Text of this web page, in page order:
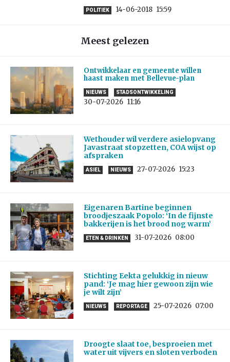
POLITIEK 14-06-2018 15:59
Meest gelezen
Ontwikkelaar en gemeente willen
haast maken met Bellevue-plan
NIEUWS STADSONTWIKKELING
30-07-2026 11:16
Wethouder wil verdere asielopvang
Javastraat stopzetten, COA wijst op
afspraken
ASIEL NIEUWS 27-07-2026 15:23
Eigenaren Bartine beginnen
broodjeszaak Popolo: ‘In de fijnste
bakkerijen is het brood nog warm’
ETEN & DRINKEN 31-07-2026 08:00
Stichting Eekta gelukkig in nieuw
pand: ‘Je mag hier gewoon zijn wie
je wilt zijn’
NIEUWS REPORTAGE 25-07-2026 07:00
Droogte slaat toe, besproeien met
water uit vijvers en sloten verboden